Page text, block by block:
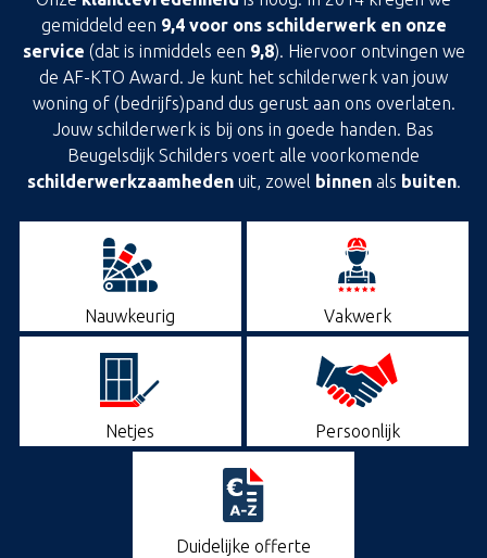
Ontzorgen
gemiddeld een 9,4 voor ons schilderwerk en onze
service (dat is inmiddels een 9,8). Hiervoor ontvingen we
de AF-KTO Award. Je kunt het schilderwerk van jouw
woning of (bedrijfs)pand dus gerust aan ons overlaten.
Jouw schilderwerk is bij ons in goede handen. Bas
Beugelsdijk Schilders voert alle voorkomende
schilderwerkzaamhedenuit, zowel binnenals buiten.
Nauwkeurig Vakwerk
Netjes Persoonlijk
Duidelijke offerte